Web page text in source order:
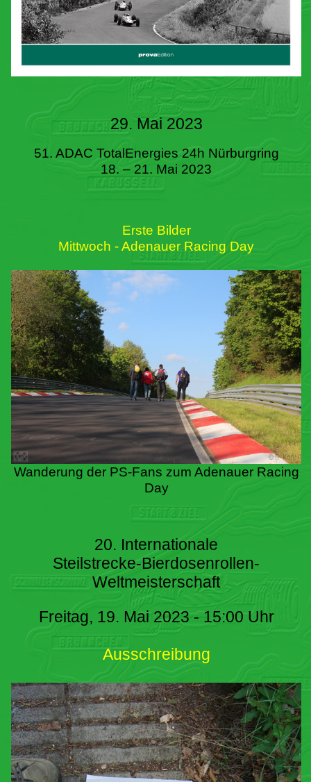
29. Mai 2023
51. ADAC TotalEnergies 24h Nürburgring
18. – 21. Mai 2023
Erste Bilder
Mittwoch - Adenauer Racing Day
Wanderung der PS-Fans zum Adenauer Racing
Day
20. Internationale
Steilstrecke-Bierdosenrollen-
Weltmeisterschaft
Freitag, 19. Mai 2023 - 15:00 Uhr
Ausschreibung